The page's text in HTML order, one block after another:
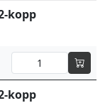
kopp
kopp